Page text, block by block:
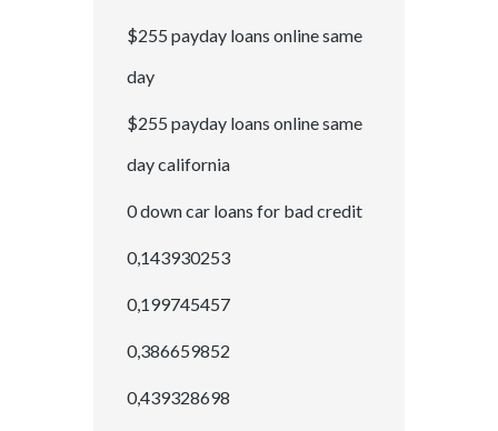
$255 payday loans online same
day
$255 payday loans online same
day california
0 down car loans for bad credit
0,143930253
0,199745457
0,386659852
0,439328698